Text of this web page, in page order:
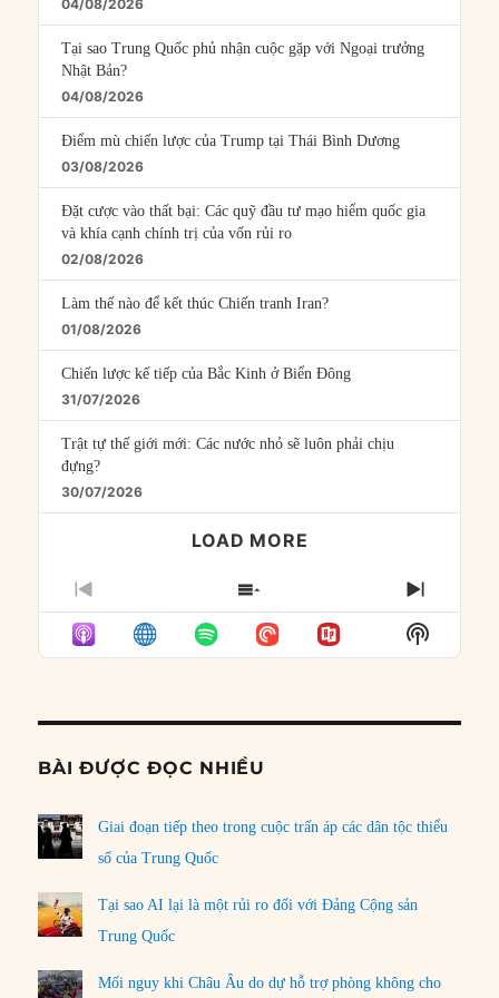
04/08/2026
Tại sao Trung Quốc phủ nhận cuộc gặp với Ngoại trưởng
Nhật Bản?
04/08/2026
Điểm mù chiến lược của Trump tại Thái Bình Dương
03/08/2026
Đặt cược vào thất bại: Các quỹ đầu tư mạo hiểm quốc gia
và khía cạnh chính trị của vốn rủi ro
02/08/2026
Làm thế nào để kết thúc Chiến tranh Iran?
01/08/2026
Chiến lược kế tiếp của Bắc Kinh ở Biển Đông
31/07/2026
Trật tự thế giới mới: Các nước nhỏ sẽ luôn phải chịu
đựng?
30/07/2026
LOAD MORE
PREVIOUS
EPISODE
SHOW
EPISODES
LIST
NEXT
Show
Podcast
BÀI ĐƯỢC ĐỌC NHIỀU
Giai đoạn tiếp theo trong cuộc trấn áp các dân tộc thiểu
số của Trung Quốc
Tại sao AI lại là một rủi ro đối với Đảng Cộng sản
Trung Quốc
Mối nguy khi Châu Âu do dự hỗ trợ phòng không cho